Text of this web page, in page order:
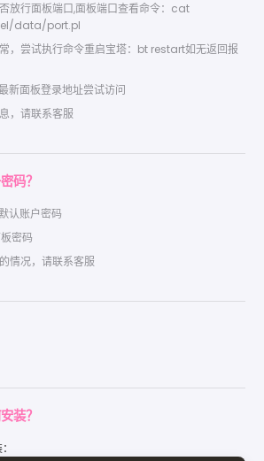
放行面板端口,面板端口查看命令：cat
data/port.pl
，尝试执行命令重启宝塔：bt restart如无返回报
面板登录地址尝试访问
，请联系客服
码？
认账户密码
密码
情况，请联系客服
装？